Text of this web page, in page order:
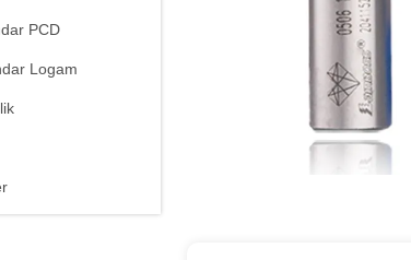
PCD
Logam